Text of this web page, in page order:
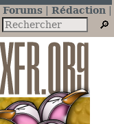
Forums
Rédaction